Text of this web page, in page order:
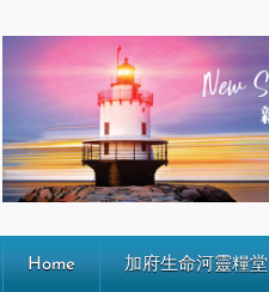
Home 加府生命河靈糧堂